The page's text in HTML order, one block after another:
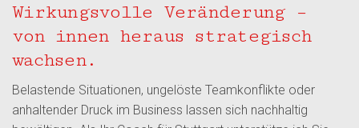
Wirkungsvolle Veränderung –
von innen heraus strategisch
wachsen.
Belastende Situationen, ungelöste Teamkonflikte oder
anhaltender Druck im Business lassen sich nachhaltig